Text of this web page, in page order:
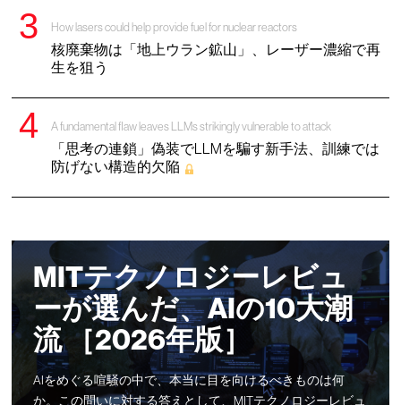
How lasers could help provide fuel for nuclear reactors
核廃棄物は「地上ウラン鉱山」、レーザー濃縮で再
生を狙う
A fundamental flaw leaves LLMs strikingly vulnerable to attack
「思考の連鎖」偽装でLLMを騙す新手法、訓練では
防げない構造的欠陥
MITテクノロジーレビュ
ーが選んだ、AIの10大潮
流 ［2026年版］
AIをめぐる喧騒の中で、本当に目を向けるべきものは何
か。この問いに対する答えとして、MITテクノロジーレビュ